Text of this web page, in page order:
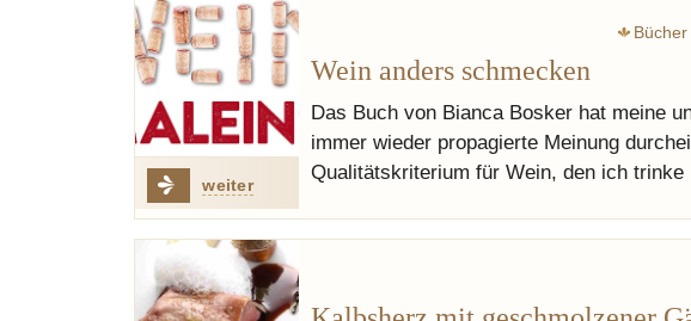
weiter
Bücher
Wein anders schmecken
Das Buch von Bianca Bosker hat meine
immer wieder propagierte Meinung
Qualitätskriterium für Wein, den ich